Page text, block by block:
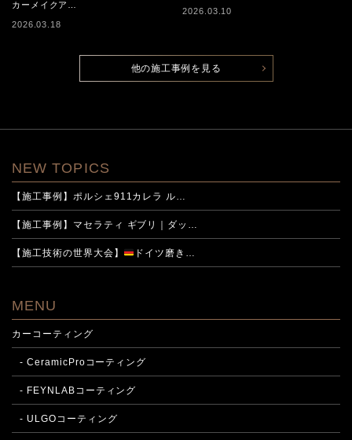
カーメイクア…
2026.03.18
2026.03.10
他の施工事例を見る
NEW TOPICS
【施工事例】ポルシェ911カレラ ル…
【施工事例】マセラティ ギブリ｜ダッ…
【施工技術の世界大会】 ドイツ磨き…
MENU
カーコーティング
- CeramicProコーティング
- FEYNLABコーティング
- ULGOコーティング